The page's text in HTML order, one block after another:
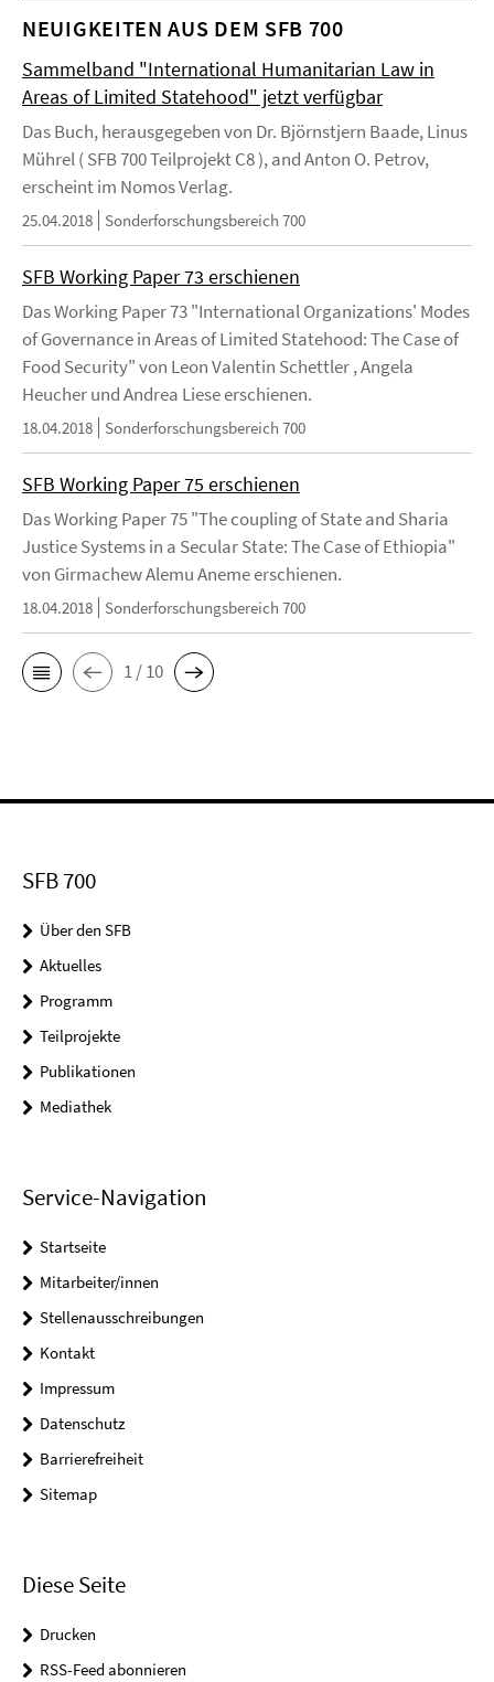
NEUIGKEITEN AUS DEM SFB 700
Sammelband "International Humanitarian Law in
Areas of Limited Statehood" jetzt verfügbar
Das Buch, herausgegeben von Dr. Björnstjern Baade, Linus
Mührel ( SFB 700 Teilprojekt C8 ), and Anton O. Petrov,
erscheint im Nomos Verlag.
25.04.2018 Sonderforschungsbereich 700
SFB Working Paper 73 erschienen
Das Working Paper 73 "International Organizations' Modes
of Governance in Areas of Limited Statehood: The Case of
Food Security" von Leon Valentin Schettler , Angela
Heucher und Andrea Liese erschienen.
18.04.2018 Sonderforschungsbereich 700
SFB Working Paper 75 erschienen
Das Working Paper 75 "The coupling of State and Sharia
Justice Systems in a Secular State: The Case of Ethiopia"
von Girmachew Alemu Aneme erschienen.
18.04.2018 Sonderforschungsbereich 700
1 / 10
SFB 700
Über den SFB
Aktuelles
Programm
Teilprojekte
Publikationen
Mediathek
Service-Navigation
Startseite
Mitarbeiter/innen
Stellenausschreibungen
Kontakt
Impressum
Datenschutz
Barrierefreiheit
Sitemap
Diese Seite
Drucken
RSS-Feed abonnieren